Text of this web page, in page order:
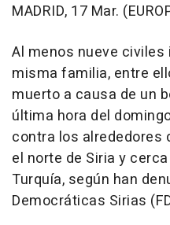
MADRID, 17 Mar.
Al menos nueve
misma familia, entre
muerto a causa de un
última hora del
contra los alrededores
el norte de Siria y
Turquía, según han
Democráticas Sirias